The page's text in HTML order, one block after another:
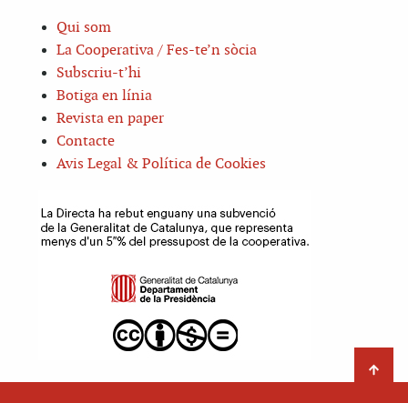
Qui som
La Cooperativa / Fes-te’n sòcia
Subscriu-t’hi
Botiga en línia
Revista en paper
Contacte
Avis Legal & Política de Cookies